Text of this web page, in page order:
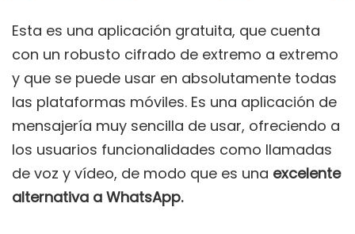
Esta es una aplicación gratuita, que cuenta
con un robusto cifrado de extremo a extremo
y que se puede usar en absolutamente todas
las plataformas móviles. Es una aplicación de
mensajería muy sencilla de usar, ofreciendo a
los usuarios funcionalidades como llamadas
de voz y vídeo, de modo que es una excelente
alternativa a WhatsApp.